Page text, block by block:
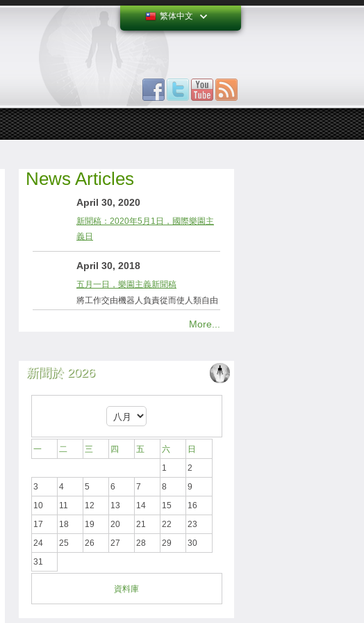
繁体中文
News Articles
April 30, 2020
新聞稿：2020年5月1日，國際樂園主
義日
April 30, 2018
五月一日，樂園主義新聞稿
將工作交由機器人負責從而使人類自由
More...
新聞於 2026
一 二 三 四 五 六
日
1
2
3
4 5 6 7 8
9
10
11 12 13 14 15
16
17
18 19 20 21 22
23
24
25 26 27 28 29
30
31
資料庫